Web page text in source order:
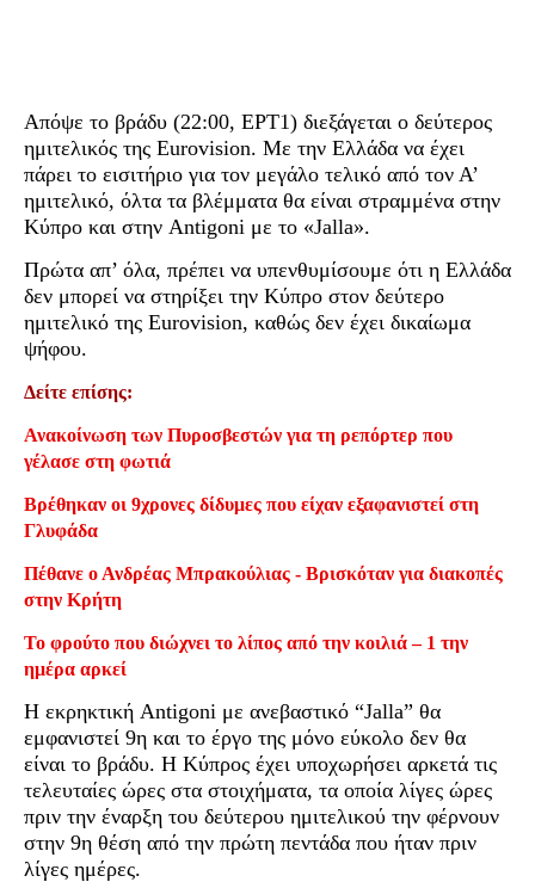
Απόψε το βράδυ (22:00, ΕΡΤ1) διεξάγεται ο δεύτερος
ημιτελικός της Eurovision. Με την Ελλάδα να έχει
πάρει το εισιτήριο για τον μεγάλο τελικό από τον Α’
ημιτελικό, όλτα τα βλέμματα θα είναι στραμμένα στην
Κύπρο και στην Antigoni με το «Jalla».
Πρώτα απ’ όλα, πρέπει να υπενθυμίσουμε ότι η Ελλάδα
δεν μπορεί να στηρίξει την Κύπρο στον δεύτερο
ημιτελικό της Eurovision, καθώς δεν έχει δικαίωμα
ψήφου.
Δείτε επίσης:
Ανακοίνωση των Πυροσβεστών για τη ρεπόρτερ που
γέλασε στη φωτιά
Βρέθηκαν οι 9χρονες δίδυμες που είχαν εξαφανιστεί στη
Γλυφάδα
Πέθανε ο Ανδρέας Μπρακούλιας - Βρισκόταν για διακοπές
στην Κρήτη
Το φρούτο που διώχνει το λίπος από την κοιλιά – 1 την
ημέρα αρκεί
Η εκρηκτική Antigoni με ανεβαστικό “Jalla” θα
εμφανιστεί 9η και το έργο της μόνο εύκολο δεν θα
είναι το βράδυ. Η Κύπρος έχει υποχωρήσει αρκετά τις
τελευταίες ώρες στα στοιχήματα, τα οποία λίγες ώρες
πριν την έναρξη του δεύτερου ημιτελικού την φέρνουν
στην 9η θέση από την πρώτη πεντάδα που ήταν πριν
λίγες ημέρες.